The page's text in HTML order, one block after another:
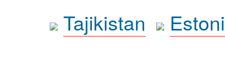
Tajikistan